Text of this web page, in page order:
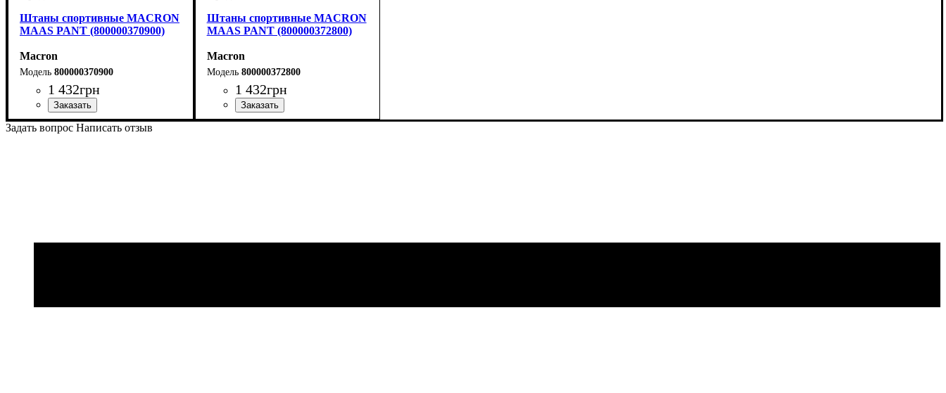
Штаны спортивные MACRON
MAAS PANT (800000370900)
Macron
800000370900
1 432грн
Цвет: Черный
Штаны спортивные MACRON
MAAS PANT (800000372800)
Macron
800000372800
1 432грн
Цвет: Антрацит
Задать вопрос Написать отзыв